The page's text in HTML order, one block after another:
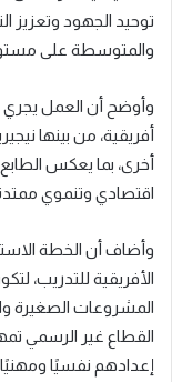
توحيد الجهود وتعزيز
والمتوسطة على مستوى
وأوضح أن العمل
أفريقية، من بينها
أخرى، بما يعكس
اقتصادي وتنموي
وأضاف أن الخطة
الأفريقية للتدريب،
المشروعات الصغيرة
القطاع غير الرسمي
إعدادهم نفسيًا ومهنيًا.